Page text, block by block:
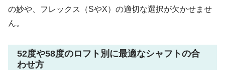
の妙や、フレックス（SやX）の適切な選択が欠かせませ
ん。
52度や58度のロフト別に最適なシャフトの合
わせ方